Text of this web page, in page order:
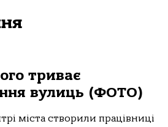
триває
вулиць (ФОТО)
міста створили працівниці